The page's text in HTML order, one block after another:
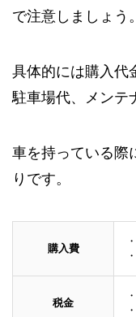
で注意しましょう。
具体的には購入代
駐車場代、メンテ
車を持っている際
りです。
購入費
税金